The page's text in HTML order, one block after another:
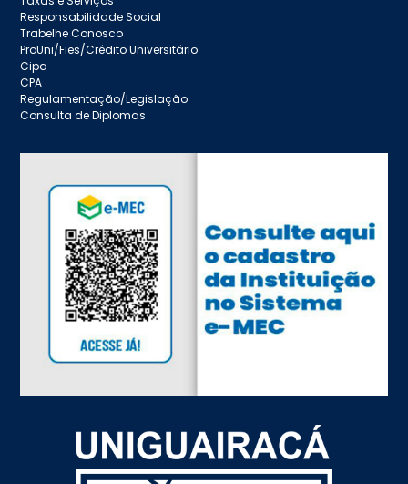
Responsabilidade Social
Trabelhe Conosco
ProUni/Fies/Crédito Universitário
Cipa
CPA
Regulamentação/Legislação
Consulta de Diplomas